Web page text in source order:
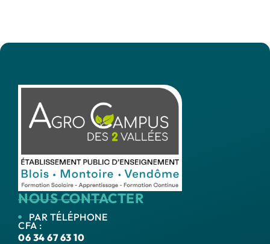
NOUS CONTACTER
PAR TÉLÉPHONE
CFA :
06 34 67 63 10